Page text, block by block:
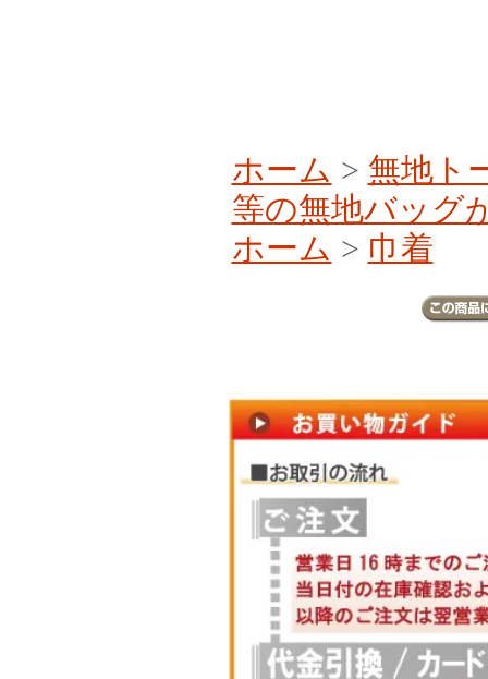
ホーム > 無地ト
等の無地バッグ
ホーム > 巾着